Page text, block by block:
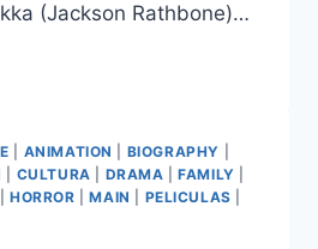
(Jackson Rathbone)…
ANIMATION BIOGRAPHY
CULTURA DRAMA |FAMILY
HORROR |MAIN PELICULAS